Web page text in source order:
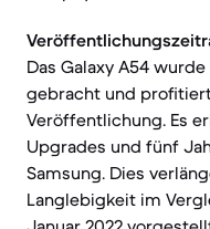
Das Galaxy A54
gebracht und
Veröffentlichung. Es
Upgrades und fünf
Samsung. Dies
Langlebigkeit im